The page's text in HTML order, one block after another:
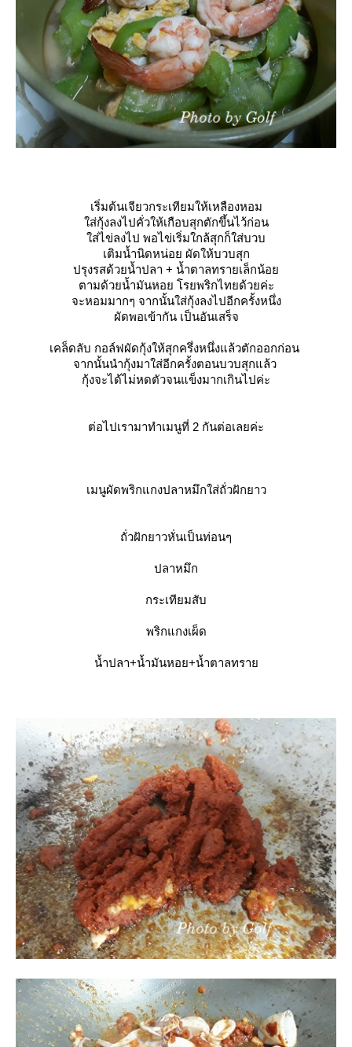
เริ่มต้นเจียวกระเทียมให้เหลืองหอม
ส่กุ้งลงไปคั่วให้เกือบสุกตักขึ้นไว้ก่อน
ส่ไข่ลงไป พอไข่เริ่มใกล้สุกก็ใส่บวบ
เติมน้ำนิดหน่อย ผัดให้บวบสุก
ปรุงรสด้วยน้ำปลา + น้ำตาลทรายเล็กน้อ
ตามด้วยน้ำมันหอย โรยพริกไทยด้วยค่ะ
จะหอมมากๆ จากนั้นใส่กุ้งลงไปอีกครั้งหนึ่ง
ผัดพอเข้ากัน เป็นอันเสร็จ
เคล็ดลับ กอล์ฟผัดกุ้งให้สุกครึ่งหนึ่งแล้วตักออกก่อน
จากนั้นนำกุ้งมาใส่อีกครั้งตอนบวบสุกแล้ว
กุ้งจะได้ไม่หดตัวจนแข็งมากเกินไปค่ะ
ต่อไปเรามาทำเมนูที่ 2 กันต่อเลยค่ะ
เมนูผัดพริกแกงปลาหมึกใส่ถั่วฝักยาว
ถั่วฝักยาวหั่นเป็นท่อนๆ
ปลาหมึก
กระเทียมสับ
พริกแกงเผ็ด
น้ำปลา+น้ำมันหอย+น้ำตาลทรา